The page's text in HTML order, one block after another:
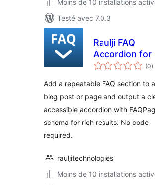
Moins de 10 installations
Testé avec 7.0.3
Raulji FAQ
Accordion for
& Pages
(0en
)
Add a repeatable FAQ section to
blog post or page and output a
accessible accordion with
schema for rich results. No code
required.
rauljitechnologies
Moins de 10 installations